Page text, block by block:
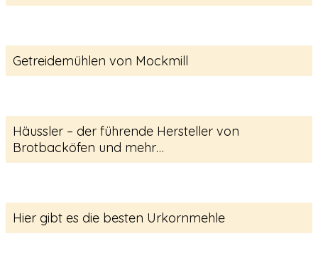
Getreidemühlen von Mockmill
Häussler – der führende Hersteller von
Brotbacköfen und mehr…
Hier gibt es die besten Urkornmehle